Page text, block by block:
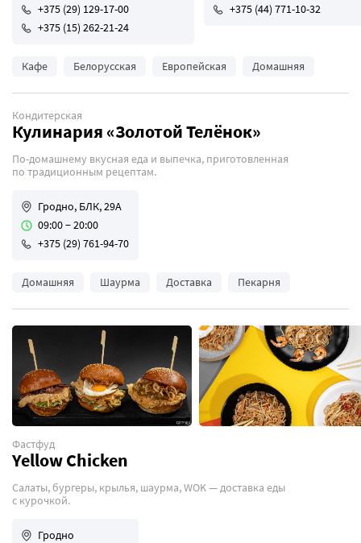
Доставка
Живая музыка
Завтраки
Коктейли
Круглосуточно
Бизнес-ланчи
Летняя терраса
Можно с животными
Программа лояльности
Спортивные трансляции
Вегетарианская кухня
Для свиданий
+375 (29) 129-17-00
+375 (15) 262-21-24
+375 (44) 771-10-32
Кафе Белорусская Европейская Домашняя
Кондитерская
Кулинария «Золотой Телёнок»
По-домашнему вкусная еда и выпечка, приготовленная
по традиционным рецептам.
Гродно, БЛК, 29А
09:00 − 20:00
+375 (29) 761-94-70
Домашняя Шаурма Доставка Пекарня
Фастфуд
Yellow Chicken
Салаты, бургеры, крылья, шаурма, WOK — доставка еды
с курочкой.
Гродно